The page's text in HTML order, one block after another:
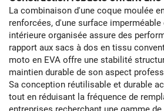
La combinaison d'une coque moulée
renforcées, d'une surface
intérieure organisée assure des
rapport aux sacs à dos en tissu
moto en EVA offre une stabilité
maintien durable de son aspect
Sa conception réutilisable et durable
tout en réduisant la fréquence de